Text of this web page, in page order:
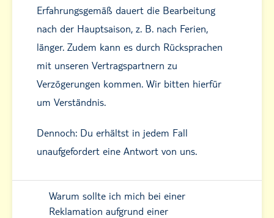
Erfahrungsgemäß dauert die Bearbeitung
nach der Hauptsaison, z. B. nach Ferien,
länger. Zudem kann es durch Rücksprachen
mit unseren Vertragspartnern zu
Verzögerungen kommen. Wir bitten hierfür
um Verständnis.
Dennoch: Du erhältst in jedem Fall
unaufgefordert eine Antwort von uns.
Warum sollte ich mich bei einer
Reklamation aufgrund einer